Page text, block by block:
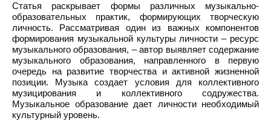
Статья раскрывает формы различных музыкально-
образовательных практик, формирующих творческую
личность. Рассматривая один из важных компонентов
формирования музыкальной культуры личности – ресурс
музыкального образования, – автор выявляет содержание
музыкального образования, направленного в первую
очередь на развитие творчества и активной жизненной
позиции. Музыка создает условия для коллективного
музицирования и коллективного содружества.
Музыкальное образование дает личности необходимый
культурный уровень.